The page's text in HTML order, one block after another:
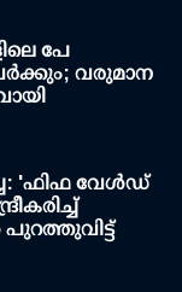
പേ
വരുമാന
'ഫിഫ വേള്‍ഡ്
പുറത്തുവിട്ട്